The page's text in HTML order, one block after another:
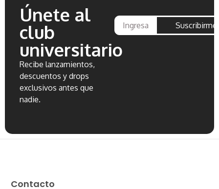
Únete al
club
universitario
Recibe lanzamientos,
descuentos y drops
exclusivos antes que
nadie.
Suscribirme
Contacto